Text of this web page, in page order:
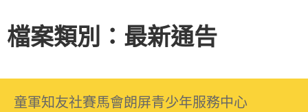
檔案類別：最新通告
童軍知友社賽馬會朗屏青少年服務中心